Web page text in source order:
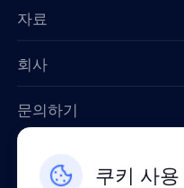
쿠키 사용
자료
회사
문의하기